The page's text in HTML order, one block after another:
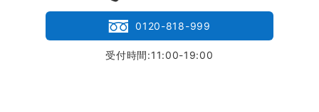
0120-818-999
受付時間:11:00-19:00